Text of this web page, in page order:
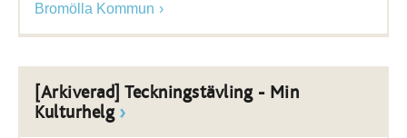
Bromölla Kommun
[Arkiverad] Teckningstävling - Min
Kulturhelg